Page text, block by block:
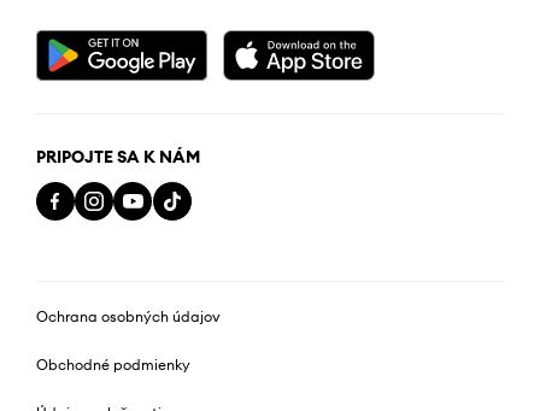
PRIPOJTE SA K NÁM
Ochrana osobných údajov
Obchodné podmienky